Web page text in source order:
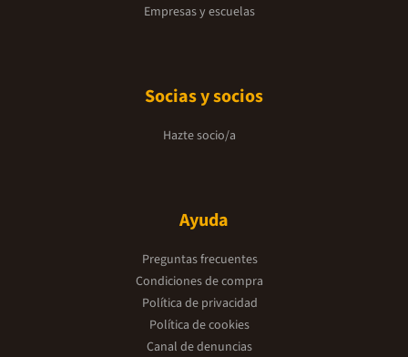
Empresas y escuelas
Socias y socios
Hazte socio/a
Ayuda
Preguntas frecuentes
Condiciones de compra
Política de privacidad
Política de cookies
Canal de denuncias